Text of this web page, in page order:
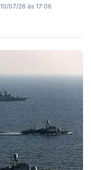
10/07/26 às 17:06